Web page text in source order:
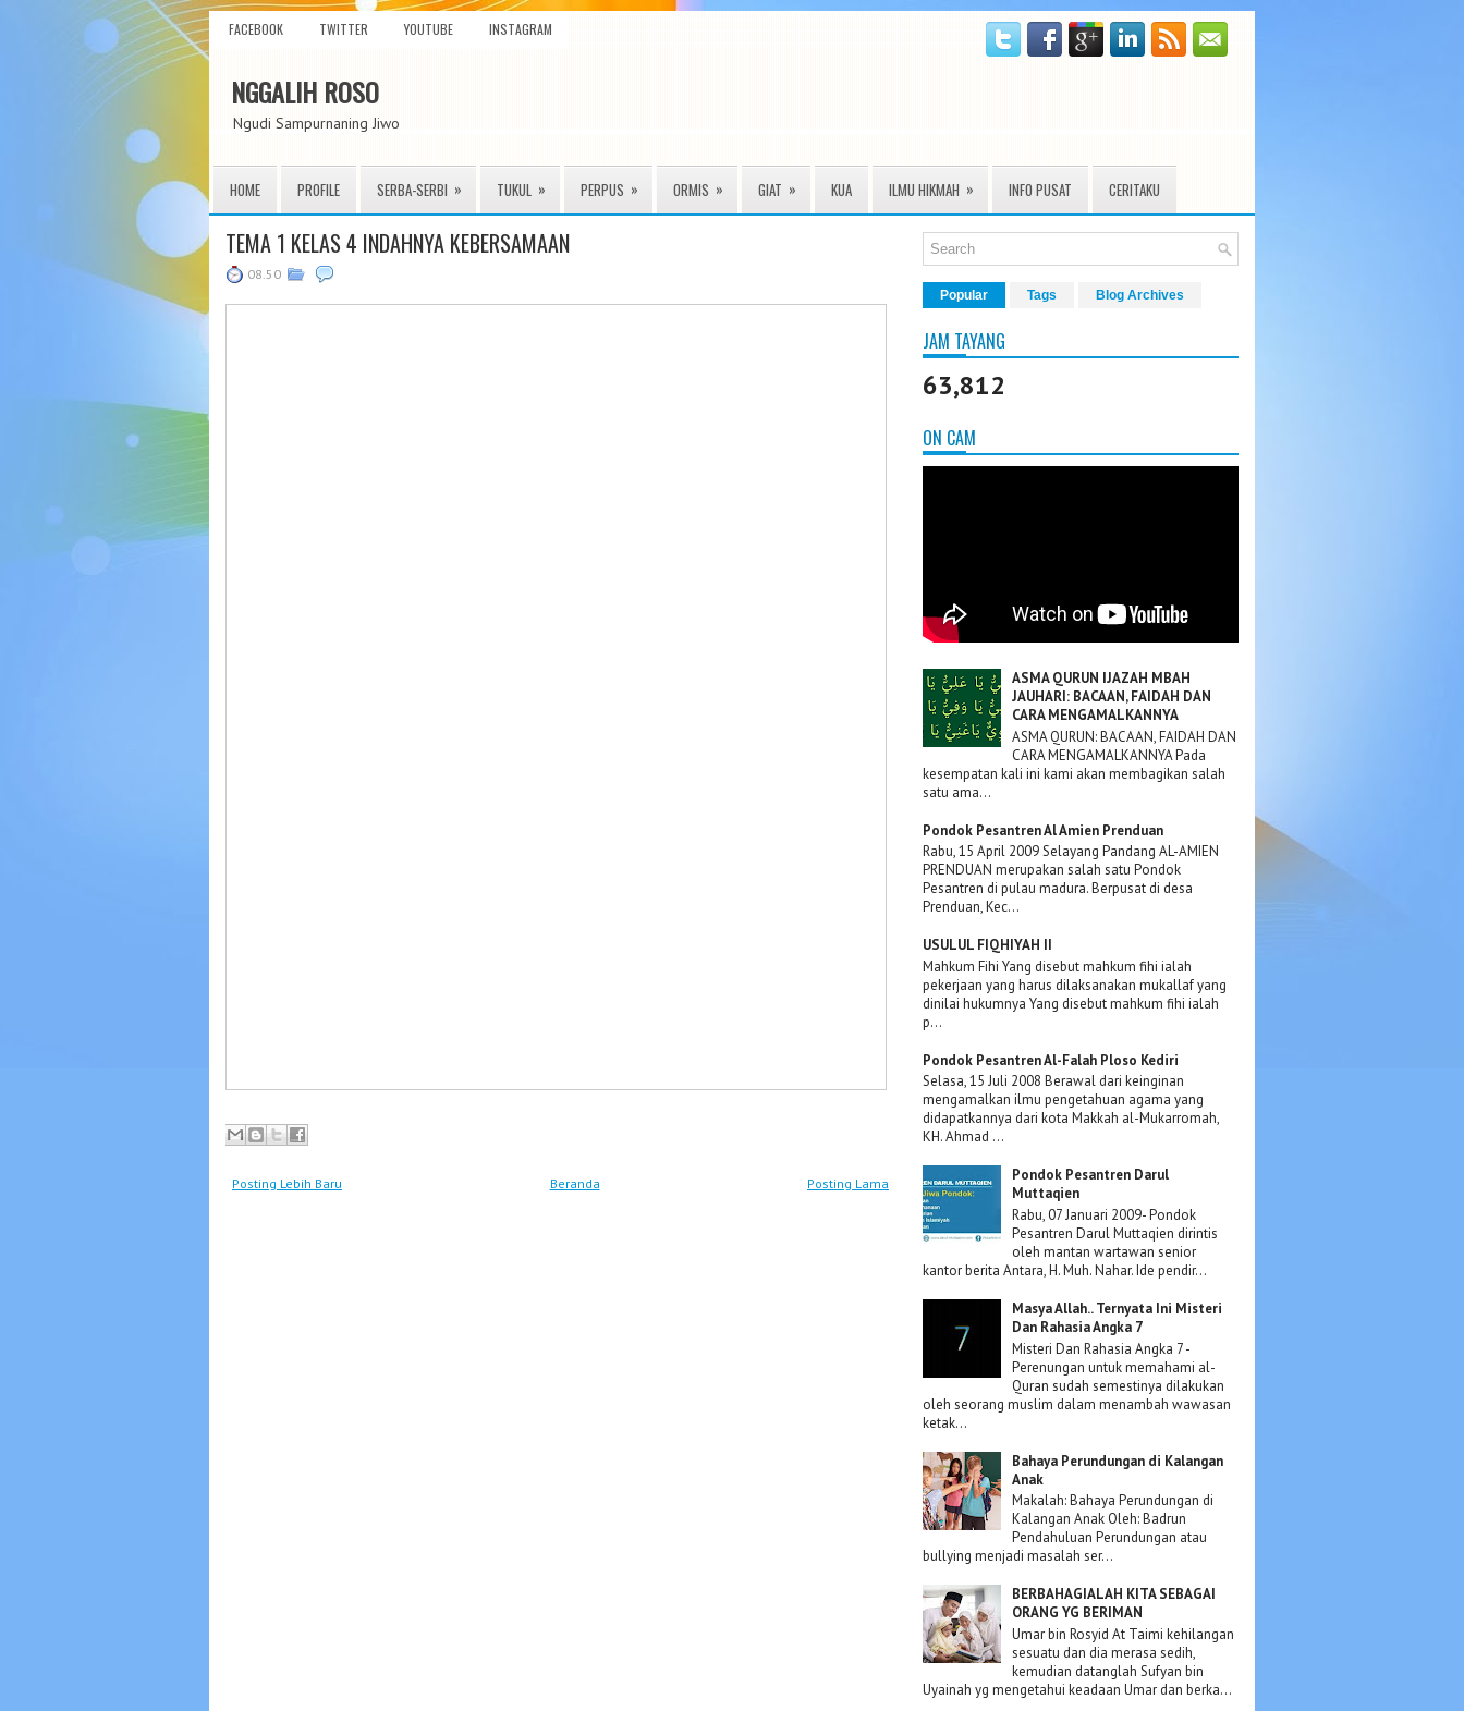
FACEBOOK TWITTER YOUTUBE INSTAGRAM
NGGALIH ROSO
Ngudi Sampurnaning Jiwo
HOME PROFILE SERBA-SERBI » TUKUL » PERPUS » ORMIS » GIAT » KUA ILMU HIKMAH » INFO PUSAT CERITAKU
TEMA 1 KELAS 4 INDAHNYA KEBERSAMAAN
08.50
Posting Lebih Baru Posting Lama
Beranda
Popular Tags Blog Archives
JAM TAYANG
63,812
ON CAM
ASMA QURUN IJAZAH MBAH
JAUHARI: BACAAN, FAIDAH DAN
CARA MENGAMALKANNYA
ASMA QURUN: BACAAN, FAIDAH DAN
CARA MENGAMALKANNYA Pada
kesempatan kali ini kami akan membagikan salah
satu ama...
Pondok Pesantren Al Amien Prenduan
Rabu, 15 April 2009 Selayang Pandang AL-AMIEN
PRENDUAN merupakan salah satu Pondok
Pesantren di pulau madura. Berpusat di desa
Prenduan, Kec...
USULUL FIQHIYAH II
Mahkum Fihi Yang disebut mahkum fihi ialah
pekerjaan yang harus dilaksanakan mukallaf yang
dinilai hukumnya Yang disebut mahkum fihi ialah
p...
Pondok Pesantren Al-Falah Ploso Kediri
Selasa, 15 Juli 2008 Berawal dari keinginan
mengamalkan ilmu pengetahuan agama yang
didapatkannya dari kota Makkah al-Mukarromah,
KH. Ahmad ...
Pondok Pesantren Darul
Muttaqien
Rabu, 07 Januari 2009- Pondok
Pesantren Darul Muttaqien dirintis
oleh mantan wartawan senior
kantor berita Antara, H. Muh. Nahar. Ide pendir...
Masya Allah.. Ternyata Ini Misteri
Dan Rahasia Angka 7
Misteri Dan Rahasia Angka 7 -
Perenungan untuk memahami al-
Quran sudah semestinya dilakukan
oleh seorang muslim dalam menambah wawasan
ketak...
Bahaya Perundungan di Kalangan
Anak
Makalah: Bahaya Perundungan di
Kalangan Anak Oleh: Badrun
Pendahuluan Perundungan atau
bullying menjadi masalah ser...
BERBAHAGIALAH KITA SEBAGAI
ORANG YG BERIMAN
Umar bin Rosyid At Taimi kehilangan
sesuatu dan dia merasa sedih,
kemudian datanglah Sufyan bin
Uyainah yg mengetahui keadaan Umar dan berka...